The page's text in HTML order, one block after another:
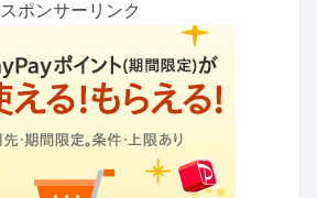
スポンサーリンク